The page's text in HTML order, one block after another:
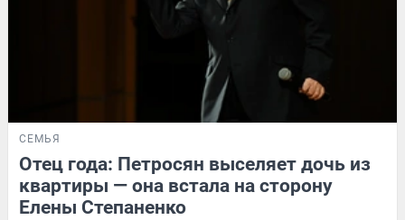
СЕМЬЯ
Отец года: Петросян выселяет дочь из
квартиры — она встала на сторону
Елены Степаненко